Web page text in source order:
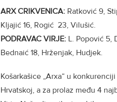
ARX CRIKVENICA: Ratković 9,
Kljajić 16, Rogić 23, Vilušić.
PODRAVAC VIRJE: L. Popović 5,
Bednaić 18, Hrženjak, Hudjek.
Košarkašice „Arxa“ u
Hrvatskoj, a za prolaz među 4